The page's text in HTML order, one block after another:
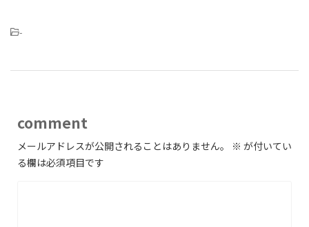
-
comment
メールアドレスが公開されることはありません。 ※ が付いてい
る欄は必須項目です